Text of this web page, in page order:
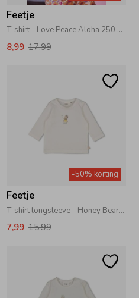
Feetje
T-shirt - Love Peace Aloha 250 Paars
8,99 17,99
-50% korting
Feetje
T-shirt longsleeve - Honey Bear 600 Offwhite
7,99 15,99